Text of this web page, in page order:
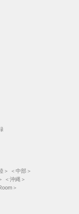
＞ ＜ 中部 ＞
＜ 沖縄 ＞
＞